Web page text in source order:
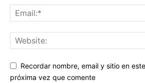
Recordar nombre, email y sitio en
próxima vez que comente